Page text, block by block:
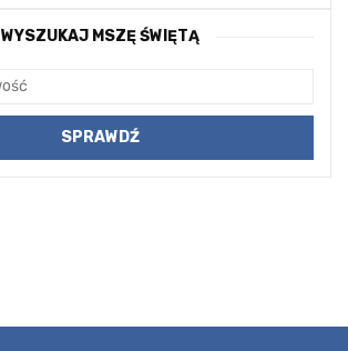
WYSZUKAJ MSZĘ ŚWIĘTĄ